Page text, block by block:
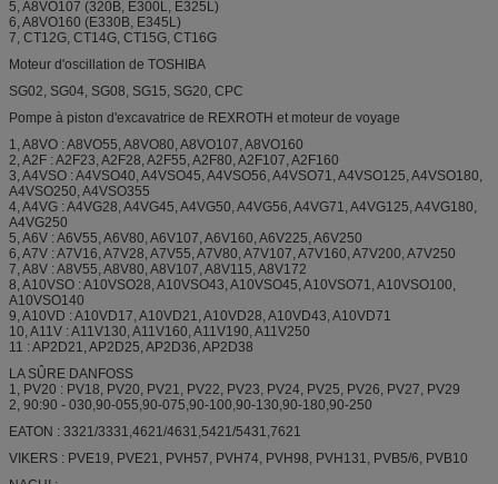
5, A8VO107 (320B, E300L, E325L)
6, A8VO160 (E330B, E345L)
7, CT12G, CT14G, CT15G, CT16G
Moteur d'oscillation de TOSHIBA
SG02, SG04, SG08, SG15, SG20, CPC
Pompe à piston d'excavatrice de REXROTH et moteur de voyage
1, A8VO : A8VO55, A8VO80, A8VO107, A8VO160
2, A2F : A2F23, A2F28, A2F55, A2F80, A2F107, A2F160
3, A4VSO : A4VSO40, A4VSO45, A4VSO56, A4VSO71, A4VSO125, A4VSO180,
A4VSO250, A4VSO355
4, A4VG : A4VG28, A4VG45, A4VG50, A4VG56, A4VG71, A4VG125, A4VG180,
A4VG250
5, A6V : A6V55, A6V80, A6V107, A6V160, A6V225, A6V250
6, A7V : A7V16, A7V28, A7V55, A7V80, A7V107, A7V160, A7V200, A7V250
7, A8V : A8V55, A8V80, A8V107, A8V115, A8V172
8, A10VSO : A10VSO28, A10VSO43, A10VSO45, A10VSO71, A10VSO100,
A10VSO140
9, A10VD : A10VD17, A10VD21, A10VD28, A10VD43, A10VD71
10, A11V : A11V130, A11V160, A11V190, A11V250
11 : AP2D21, AP2D25, AP2D36, AP2D38
LA SÛRE DANFOSS
1, PV20 : PV18, PV20, PV21, PV22, PV23, PV24, PV25, PV26, PV27, PV29
2, 90:90 - 030,90-055,90-075,90-100,90-130,90-180,90-250
EATON : 3321/3331,4621/4631,5421/5431,7621
VIKERS : PVE19, PVE21, PVH57, PVH74, PVH98, PVH131, PVB5/6, PVB10